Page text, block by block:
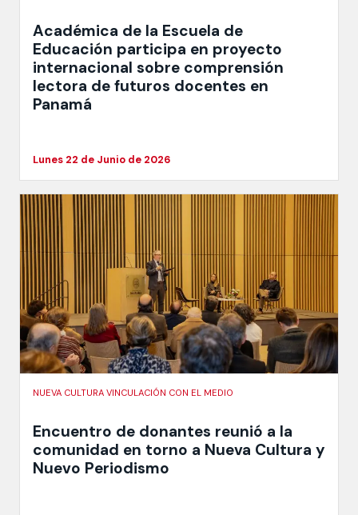
Académica de la Escuela de
Educación participa en proyecto
internacional sobre comprensión
lectora de futuros docentes en
Panamá
Lunes 22 de Junio de 2026
NUEVA CULTURA VINCULACIÓN CON EL MEDIO
Encuentro de donantes reunió a la
comunidad en torno a Nueva Cultura y
Nuevo Periodismo